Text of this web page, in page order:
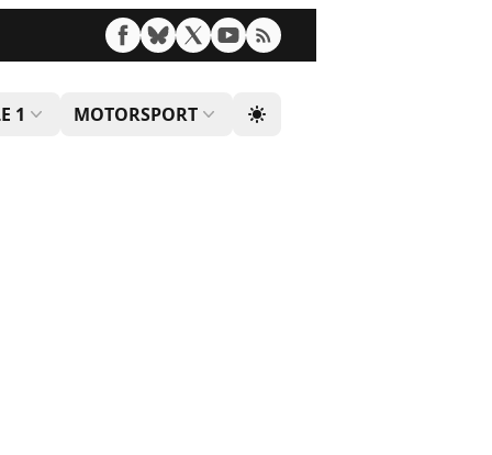
1 MOTORSPORT